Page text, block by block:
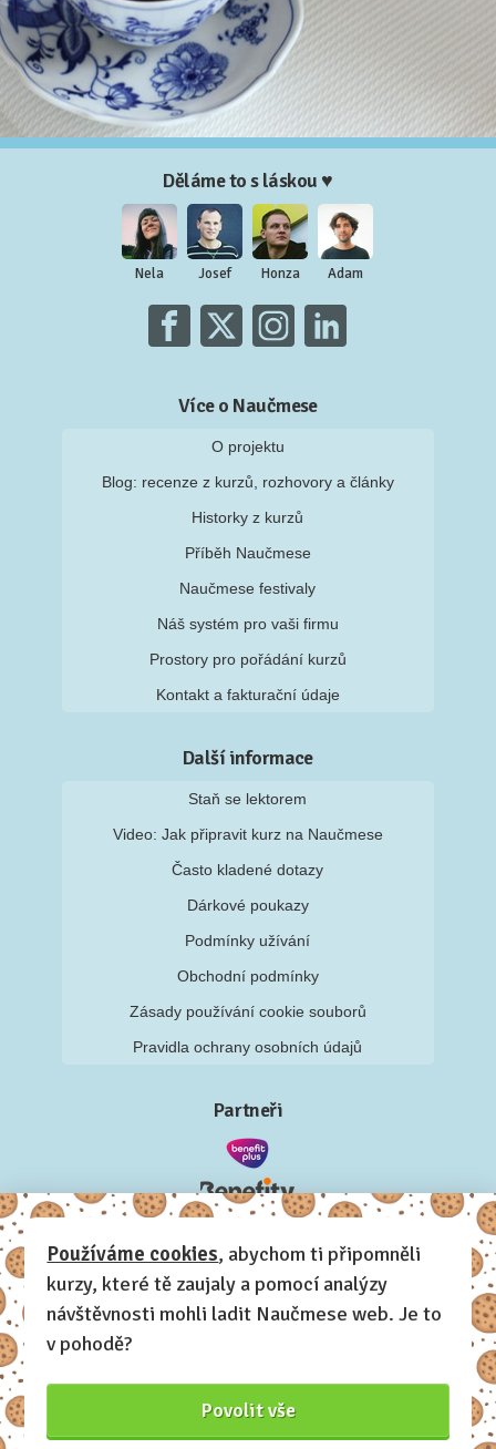
Děláme to s láskou ♥
Nela Josef Honza Adam
Více o Naučmese
O projektu
Blog: recenze z kurzů, rozhovory a články
Historky z kurzů
Příběh Naučmese
Naučmese festivaly
Náš systém pro vaši firmu
Prostory pro pořádání kurzů
Kontakt a fakturační údaje
Další informace
Staň se lektorem
Video: Jak připravit kurz na Naučmese
Často kladené dotazy
Dárkové poukazy
Podmínky užívání
Obchodní podmínky
Zásady používání cookie souborů
Pravidla ochrany osobních údajů
Partneři
Používáme cookies, abychom ti připomněli
kurzy, které tě zaujaly a pomocí analýzy
návštěvnosti mohli ladit Naučmese web. Je to
v pohodě?
Povolit vše